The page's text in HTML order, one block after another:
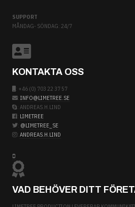
SUPPORT
MÅNDAG- SÖNDAG: 24/7
KONTAKTA OSS
: +46 (0) 703 22 37 57
:
: ANDREAS.H.LIND
: LIMETREE
: @LIMETREE_SE
: ANDREAS.H.LIND
VAD BEHÖVER DITT